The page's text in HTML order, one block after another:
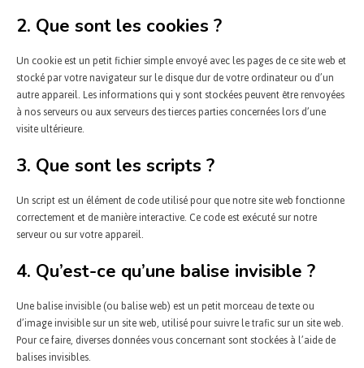
2. Que sont les cookies ?
Un cookie est un petit fichier simple envoyé avec les pages de ce site web et
stocké par votre navigateur sur le disque dur de votre ordinateur ou d’un
autre appareil. Les informations qui y sont stockées peuvent être renvoyées
à nos serveurs ou aux serveurs des tierces parties concernées lors d’une
visite ultérieure.
3. Que sont les scripts ?
Un script est un élément de code utilisé pour que notre site web fonctionne
correctement et de manière interactive. Ce code est exécuté sur notre
serveur ou sur votre appareil.
4. Qu’est-ce qu’une balise invisible ?
Une balise invisible (ou balise web) est un petit morceau de texte ou
d’image invisible sur un site web, utilisé pour suivre le trafic sur un site web.
Pour ce faire, diverses données vous concernant sont stockées à l’aide de
balises invisibles.